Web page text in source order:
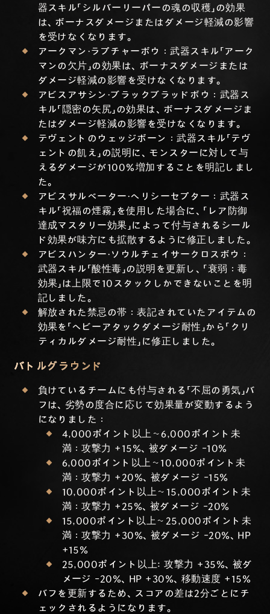
器スキル「シルバーリーパーの魂の収穫」の効果
は、ボーナスダメージまたはダメージ軽減の影響
を受けなくなります。
アークマン・ラプチャーボウ：武器スキル「アーク
マンの欠片」の効果は、ボーナスダメージまたは
ダメージ軽減の影響を受けなくなります。
アビスアサシン・ブラックブラッドボウ：武器ス
キル「隠密の矢尻」の効果は、ボーナスダメージま
たはダメージ軽減の影響を受けなくなります。
テヴェントのウェッジボーン：武器スキル「テヴ
ェントの飢え」の説明に、モンスターに対して与
えるダメージが100％増加することを明記しまし
た。
アビスサルベーター・ヘリシーセプター：武器ス
キル「祝福の煙霧」を使用した場合に、「レア防御
達成マスタリー効果」によって付与されるシール
ド効果が味方にも拡散するように修正しました。
アビスハンター・ソウルチェイサークロスボウ：
武器スキル「酸性毒」の説明を更新し、「衰弱：毒
効果」は上限で10スタックしかできないことを明
記しました。
解放された禁忌の帯：表記されていたアイテムの
効果を「ヘビーアタックダメージ耐性」から「クリ
ティカルダメージ耐性」に修正しました。
バトルグラウンド
負けているチームにも付与される「不屈の勇気」バ
フは、劣勢の度合に応じて効果量が変動するよう
になりました：
4,000ポイント以上〜6,000ポイント未
満：攻撃力 +15%、被ダメージ -10%
6,000ポイント以上〜10,000ポイント未
満：攻撃力 +20%、被ダメージ -15%
10,000ポイント以上〜15,000ポイント未
満：攻撃力 +25%、被ダメージ -20%
15,000ポイント以上〜25,000ポイント未
満：攻撃力 +30%、被ダメージ -20%、HP
+15%
25,000ポイント以上: 攻撃力 +35%、被ダ
メージ -20%、HP +30%、移動速度 +15%
バフを更新するため、スコアの差は2分ごとにチ
ェックされるようになります。